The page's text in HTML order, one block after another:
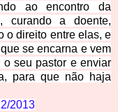
ao encontro da
curando a doente,
o direito entre elas, e
se encarna e vem
seu pastor e enviar
para que não haja
2013